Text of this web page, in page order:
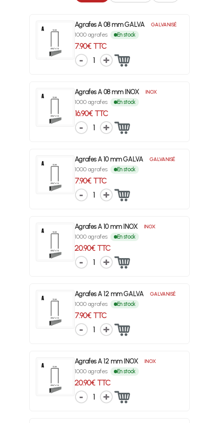
Agrafes A 08 mm GALVA GALVANISÉ
1000 agrafes En stock
7.90€ TTC
1
Agrafes A 08 mm INOX INOX
1000 agrafes En stock
16.90€ TTC
1
Agrafes A 10 mm GALVA GALVANISÉ
1000 agrafes En stock
7.90€ TTC
1
Agrafes A 10 mm INOX INOX
1000 agrafes En stock
20.90€ TTC
1
Agrafes A 12 mm GALVA GALVANISÉ
1000 agrafes En stock
7.90€ TTC
1
Agrafes A 12 mm INOX INOX
1000 agrafes En stock
20.90€ TTC
1